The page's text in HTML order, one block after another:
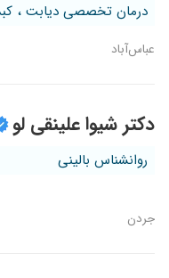
درمان تخصصی دیابت ،
عباس‌آباد
دکتر شیوا علینقی لو
روانشناس بالینی
جردن